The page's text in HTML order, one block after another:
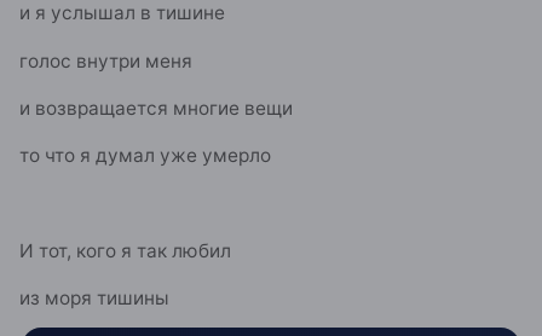
и я услышал в тишине
голос внутри меня
и возвращается многие вещи
то что я думал уже умерло
И тот, кого я так любил
из моря тишины